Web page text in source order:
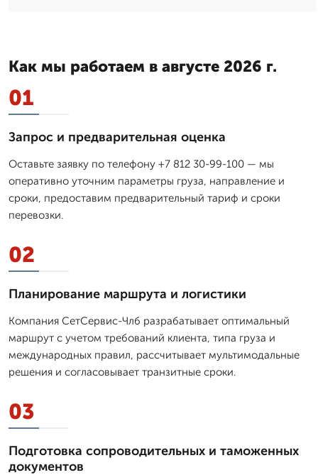
Как мы работаем в августе 2026 г.
01
Запрос и предварительная оценка
Оставьте заявку по телефону +7 812 30-99-100 — мы
оперативно уточним параметры груза, направление и
сроки, предоставим предварительный тариф и сроки
перевозки.
02
Планирование маршрута и логистики
Компания СетСервис-Члб разрабатывает оптимальный
маршрут с учетом требований клиента, типа груза и
международных правил, рассчитывает мультимодальные
решения и согласовывает транзитные сроки.
03
Подготовка сопроводительных и таможенных
документов